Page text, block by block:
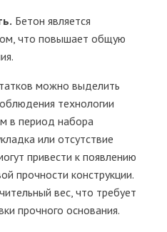
Бетон является
что повышает общую
можно выделить
технологии
в период набора
или отсутствие
привести к появлению
прочности конструкции.
вес, что требует
прочного основания.